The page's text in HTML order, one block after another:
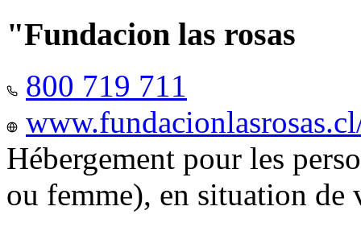
"Fundacion las rosas
800 719 711
Hébergement pour les
ou femme), en situation